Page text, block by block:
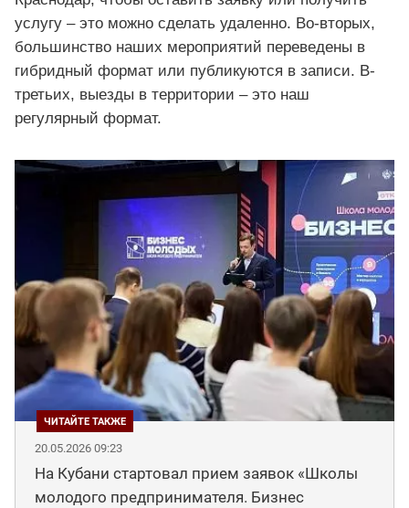
услугу – это можно сделать удаленно. Во-вторых,
большинство наших мероприятий переведены в
гибридный формат или публикуются в записи. В-
третьих, выезды в территории – это наш
регулярный формат.
20.05.2026 09:23
На Кубани стартовал прием заявок «Школы
молодого предпринимателя. Бизнес